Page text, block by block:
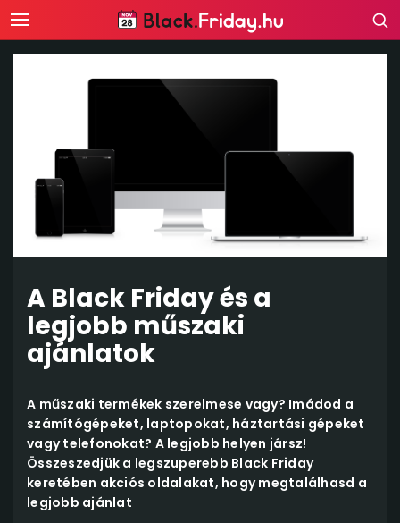
A Black Friday és a
legjobb műszaki
ajánlatok
A műszaki termékek szerelmese vagy? Imádod a
számítógépeket, laptopokat, háztartási gépeket
vagy telefonokat? A legjobb helyen jársz!
Összeszedjük a legszuperebb Black Friday
keretében akciós oldalakat, hogy megtalálhasd a
legjobb ajánlat